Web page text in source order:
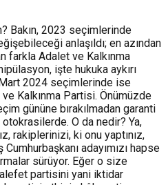
Bakın, 2023 seçimlerinde
anlaşıldı; en azından
farkla Adalet ve Kalkınma
işte hukuka aykırı
2024 seçimlerinde ise
Kalkınma Partisi. Önümüzde
gününe bırakılmadan garanti
otokrasilerde. O da nedir? Ya,
rakiplerinizi, ki onu yaptınız,
adayımızı hapse
sürüyor. Eğer o size
partisini yani iktidar